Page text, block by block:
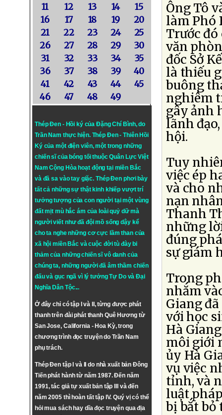
11
12 13 14
15
16
17 18 19
20
21
22 23 24
25
26
27 28 29
30
31
32 33 34
35
36
37 38 39
40
41
42 43 44
45
46
47 48 49
Thép Đen - Hồi ký của Đặng Chí Bình, do
Trần Nam thực hiện. Thép Đen- Thiên Hồi
Ký của một điện viên, một trong những
chiến sĩ của bóng tối thuộc Quân Lực Việt
Nam Cộng Hòa hoạt động tại miền Bắc
và đã sa vào tay giặc. Thép Đen phơi bày
tất cả những sự thật kinh khiếp vượt trí
tưởng tượng của con người tại một vùng
đất mịt mù hắc ám của loài quỷ dữ mà
người viết như đã đội mồ sống dậy kể
cho ta nghe những cơ cực lầm than của
xã hội miền Bắc và cuộc đời tù đày bi
thảm của những chiến sĩ vô danh của
chúng ta, những người đã âm thầm chiến
đấu và gục ngã vì lý tưởngTự DovàĐại
Nghĩa Dân Tộc...
Ở đây chỉ có tập I và II, từng được phát
thanh trên đài phát thanh Quê Hương từ
San Jose, California - Hoa Kỳ, trong
chương trình đọc truyện do Trần Nam
phụ trách.
Thép Đen tập I và II do nhà xuất bản Đông
Tiến phát hành từ năm 1987. Đến năm
1991, tác giả tự xuất bản tập III và đến
năm 2005 thì hoàn tất tập IV. Quý vị có thể
hỏi mua sách hay dĩa đọc truyện qua địa
Ông Tô
làm Phó
Trước
văn
đốc Sở
là thiếu
buông
nghiêm
gây ảnh
lãnh
hội.
Tuy
việc ép
và cho
nạn
Thanh
những
đúng
sự giám
Trong
nhắm
Giang
với học
Hà
môi giới
ủy Hà
vụ việc
tỉnh, và
luật
bị bắt bỏ